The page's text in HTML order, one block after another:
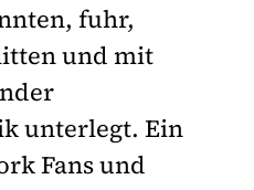
fuhr,
und mit
unterlegt. Ein
Fans und